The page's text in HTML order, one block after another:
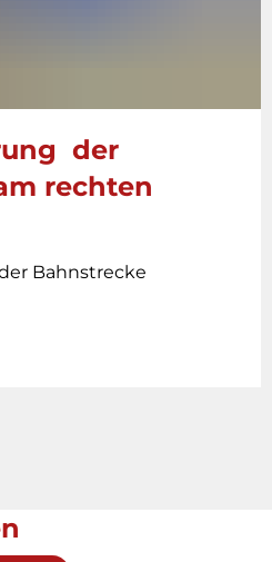
der
rechten
Bahnstrecke